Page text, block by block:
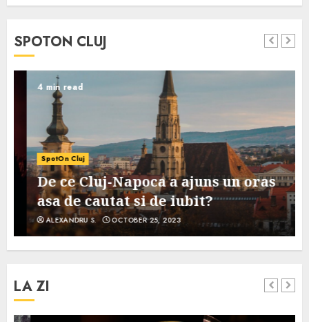
SPOTON CLUJ
4 min read
SpotOn Cluj
De ce Cluj-Napoca a ajuns un oras
asa de cautat si de iubit?
ALEXANDRU S. OCTOBER 25, 2023
LA ZI